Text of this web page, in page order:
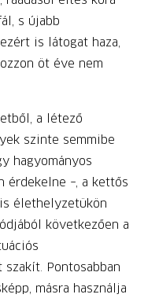
s újabb
is látogat haza,
öt éve nem
a létező
szinte semmibe
hagyományos
érdekelne –, a kettős
élethelyzetükön
következően a
szakít. Pontosabban
másra használja